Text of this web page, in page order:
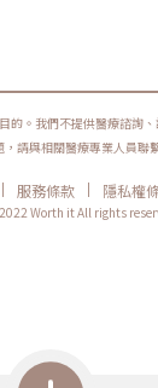
的。我們不提供醫療諮詢
，請與相關醫療專業人員聯
| 服務條款 | 隱私權
Worth it All rights